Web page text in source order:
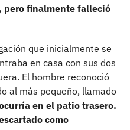
finalmente falleció
que inicialmente se
en casa con sus dos
El hombre reconoció
al más pequeño, llamado
en el patio trasero.
como